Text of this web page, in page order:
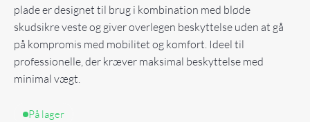
plade er designet til brug i kombination med bløde
skudsikre veste og giver overlegen beskyttelse uden at gå
på kompromis med mobilitet og komfort. Ideel til
professionelle, der kræver maksimal beskyttelse med
minimal vægt.
På lager